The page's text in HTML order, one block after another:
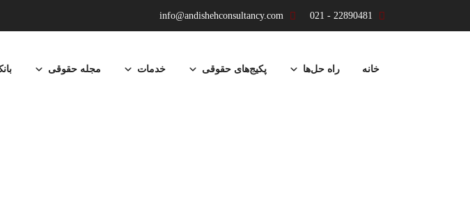
22890481 - 021
info@andishehconsultancy.com
محتوا
خانه راه حل‌ها پکیج‌های حقوقی خدمات مجله حقوقی